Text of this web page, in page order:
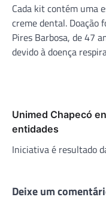
Cada kit contém uma
creme dental. Doação
Pires Barbosa, de 47
devido à doença
Unimed Chapecó
entidades
Iniciativa é resultado
Deixe um